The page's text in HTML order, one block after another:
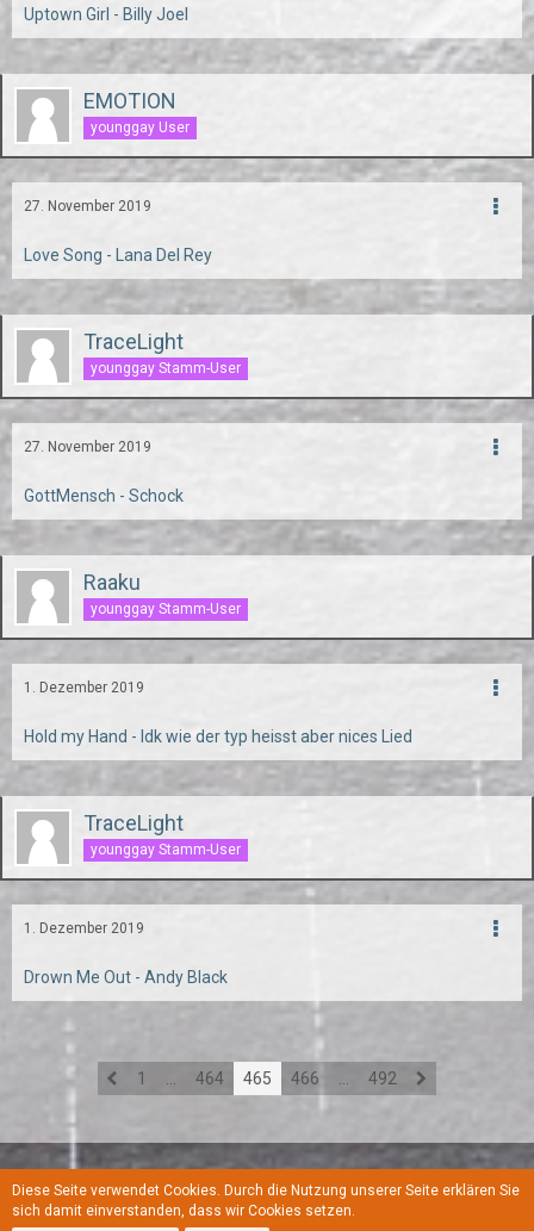
Uptown Girl - Billy Joel
EMOTION
younggay User
27. November 2019
Love Song - Lana Del Rey
TraceLight
younggay Stamm-User
27. November 2019
GottMensch - Schock
Raaku
younggay Stamm-User
1. Dezember 2019
Hold my Hand - Idk wie der typ heisst aber nices Lied
TraceLight
younggay Stamm-User
1. Dezember 2019
Drown Me Out - Andy Black
1 464 465 466 492
Regeln Datenschutzerklärung Kontakt
Diese Seite verwendet Cookies. Durch die Nutzung unserer Seite erklären Sie
sich damit einverstanden, dass wir Cookies setzen.